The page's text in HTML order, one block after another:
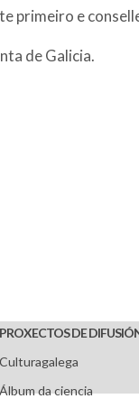
primeiro e
de Galicia.
PROXECTOS DE
Culturagalega
da ciencia